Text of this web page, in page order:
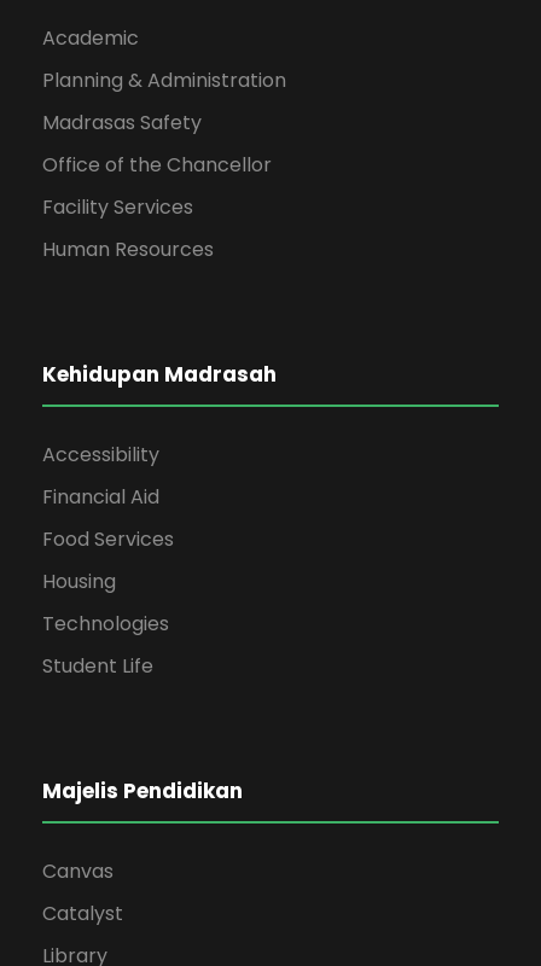
Academic
Planning & Administration
Madrasas Safety
Office of the Chancellor
Facility Services
Human Resources
Kehidupan Madrasah
Accessibility
Financial Aid
Food Services
Housing
Technologies
Student Life
Majelis Pendidikan
Canvas
Catalyst
Library